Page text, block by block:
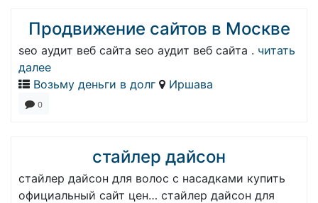
Продвижение сайтов в Москве
seo аудит веб сайта seo аудит веб сайта . читать
далее
Возьму деньги в долг
Иршава
0
стайлер дайсон
стайлер дайсон для волос с насадками купить
официальный сайт цен… стайлер дайсон для